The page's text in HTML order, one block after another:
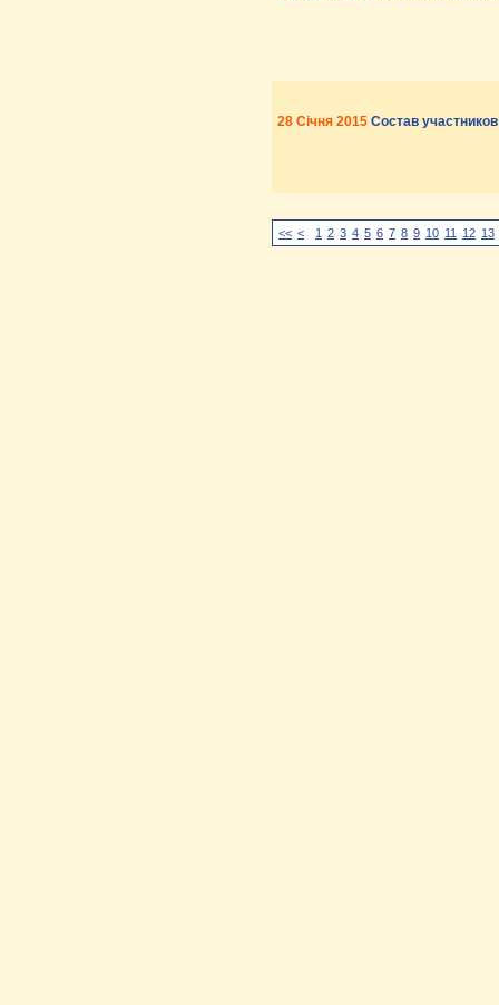
28 Січня 2015 Состав
<< < 1 2 3 4 5 6 7 8 9 10 11 12 13